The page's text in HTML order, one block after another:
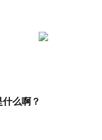
么啊？